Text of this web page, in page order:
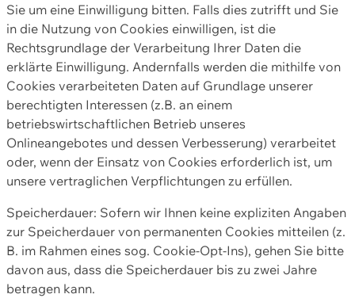
Sie um eine Einwilligung bitten. Falls dies zutrifft und Sie
in die Nutzung von Cookies einwilligen, ist die
Rechtsgrundlage der Verarbeitung Ihrer Daten die
erklärte Einwilligung. Andernfalls werden die mithilfe von
Cookies verarbeiteten Daten auf Grundlage unserer
berechtigten Interessen (z.B. an einem
betriebswirtschaftlichen Betrieb unseres
Onlineangebotes und dessen Verbesserung) verarbeitet
oder, wenn der Einsatz von Cookies erforderlich ist, um
unsere vertraglichen Verpflichtungen zu erfüllen.
Speicherdauer: Sofern wir Ihnen keine expliziten Angaben
zur Speicherdauer von permanenten Cookies mitteilen (z.
B. im Rahmen eines sog. Cookie-Opt-Ins), gehen Sie bitte
davon aus, dass die Speicherdauer bis zu zwei Jahre
betragen kann.